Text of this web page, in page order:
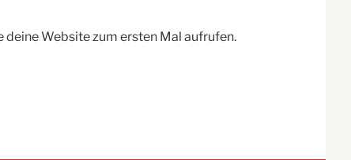
Website zum ersten Mal aufrufen.